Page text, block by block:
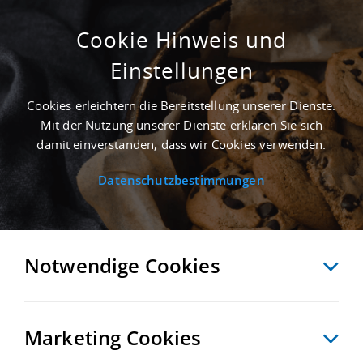
ERSTBEZUG - 3.000 M² GEWERBEIMMOBILIE
IN STUHR NAHE FLUGHAFEN BREMEN -
LANDKREIS DIEPHOLZ
Startseite/ Immobiliensuche/ Detailansicht
ZURÜCK MERKEN VERGLEICHEN EXPORT PDF
Cookie Hinweis und
Einstellungen
Cookies erleichtern die Bereitstellung unserer Dienste.
Mit der Nutzung unserer Dienste erklären Sie sich
damit einverstanden, dass wir Cookies verwenden.
Datenschutzbestimmungen
Notwendige Cookies
Marketing Cookies